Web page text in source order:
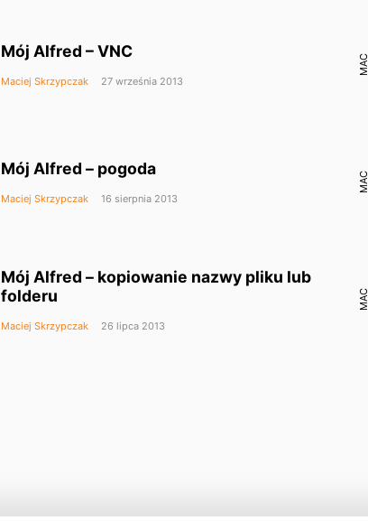
Mój Alfred – VNC
Maciej Skrzypczak 27 września 2013
MAC
Mój Alfred – pogoda
Maciej Skrzypczak 16 sierpnia 2013
MAC
Mój Alfred – kopiowanie nazwy pliku lub
folderu
Maciej Skrzypczak 26 lipca 2013
MAC